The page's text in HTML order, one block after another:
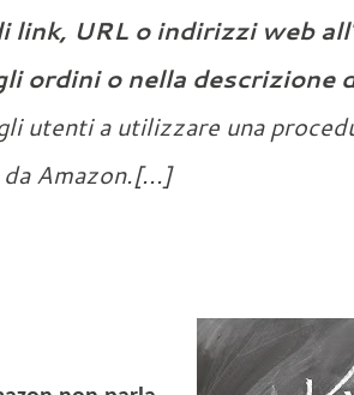
link, URL o indirizzi web
ordini o nella descrizione
utenti a utilizzare una
Amazon.[...]